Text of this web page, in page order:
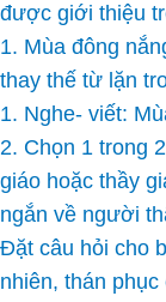
được giới thiệu
1. Mùa đông
thay thế từ lặn
1. Nghe- viết:
2. Chọn 1 trong
giáo hoặc thầy
ngắn về người
Đặt câu hỏi cho
nhiên, thán